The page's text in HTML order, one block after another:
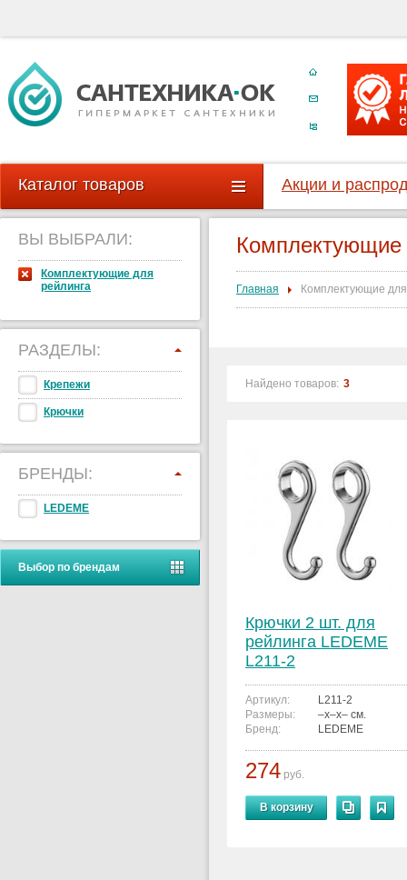
Каталог товаров Акции и
ВЫ ВЫБРАЛИ:
Комплектующие для
рейлинга
РАЗДЕЛЫ:
Крепежи
Крючки
БРЕНДЫ:
LEDEME
Выбор по брендам
Комплектующие
Главная Комплектующие
Найдено товаров: 3
Крючки 2 шт. для
рейлинга LEDEME
L211-2
Артикул:
L211-2
Размеры:
–x–x– см.
Бренд:
LEDEME
274 руб.
В корзину